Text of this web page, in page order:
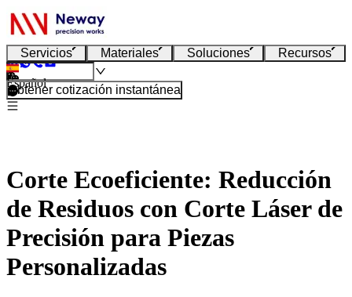
Servicios Materiales Soluciones Recursos
Español
Obtener cotización instantánea
Corte Ecoeficiente: Reducción
de Residuos con Corte Láser de
Precisión para Piezas
Personalizadas